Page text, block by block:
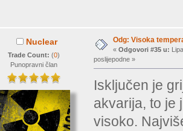
Nuclear
Trade Count: (0)
Punopravni član
Odg: Visoka
« Odgovori #35 u:
poslijepodne »
Isključen je
akvarija, to je
visoko.